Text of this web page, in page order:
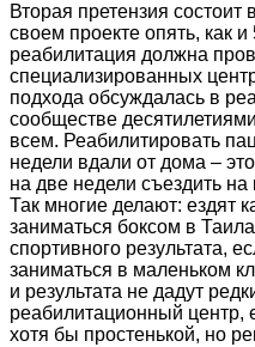
Вторая претензия состоит
своем проекте опять, как и
реабилитация должна
специализированных
подхода обсуждалась в
сообществе
всем. Реабилитировать
недели вдали от дома –
на две недели съездить
Так многие делают: ездят
заниматься боксом в
спортивного результата,
заниматься в маленьком
и результата не дадут
реабилитационный центр,
хотя бы простенькой, но